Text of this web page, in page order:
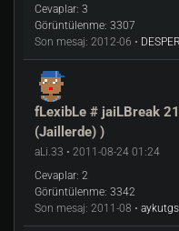
1453)
cago\'s(marqnue -
FreakysinActioN
Andrew)
Team Oath
4djust - TO - neetzki -
E-bears(Andrue -
Turnuva hakkında
Cevaplar: 3
Görüntülenme: 3307
Son mesaj: 2012-06 •
fLexibLe # jaiLBreak
(Jaillerde) )
aLi.33 • 2011-08-24 01:24
Cevaplar: 2
Görüntülenme: 3342
Son mesaj: 2011-08 •